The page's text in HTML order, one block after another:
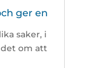
ger en
saker, i
om att